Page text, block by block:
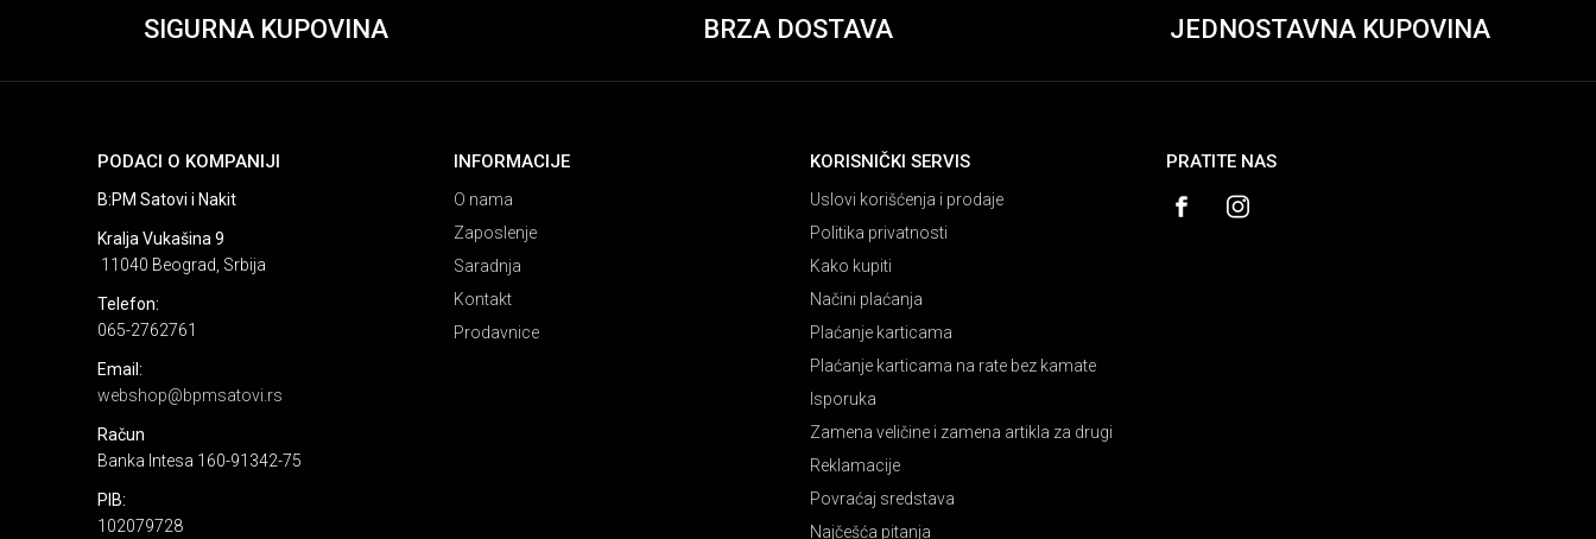
SIGURNA KUPOVINA BRZA DOSTAVA JEDNOSTAVNA KUPOVINA
PODACI O KOMPANIJI
B:PM Satovi i Nakit
Kralja Vukašina 9
11040 Beograd, Srbija
Telefon:
065-2762761
Email:
webshop@bpmsatovi.rs
Račun
Banka Intesa 160-91342-75
PIB:
102079728
INFORMACIJE
O nama
Zaposlenje
Saradnja
Kontakt
Prodavnice
KORISNIČKI SERVIS
Uslovi korišćenja i prodaje
Politika privatnosti
Kako kupiti
Načini plaćanja
Plaćanje karticama
Plaćanje karticama na rate bez kamate
Isporuka
Zamena veličine i zamena artikla za drugi
Reklamacije
Povraćaj sredstava
Najčešća pitanja
PRATITE NAS